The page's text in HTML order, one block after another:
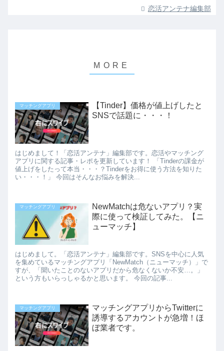
恋活アンテナ編集部
マッチングアプリ
【Tinder】価格が値上げしたと
SNSで話題に・・・！
はじめまして！「恋活アンテナ」編集部です。恋活やマッチング
アプリに関する記事・レポを更新しています！ 「Tinderの課金が
値上げをしたって本当・・・？Tinderをお得に使う方法を知りた
い・・・！」 今回はそんなお悩みを解決...
マッチングアプリ
NewMatchは危ないアプリ？実
際に使って検証してみた。【ニ
ューマッチ】
はじめまして。「恋活アンテナ」編集部です。SNSを中心に人気
を集めているマッチングアプリ「NewMatch（ニューマッチ）」で
すが、「聞いたことのないアプリだから危なくないか不安…。」
という方もいらっしゃるかと思います。 今回の記事...
マッチングアプリ
マッチングアプリからTwitterに
誘導するアカウントが急増！ほ
ぼ業者です。